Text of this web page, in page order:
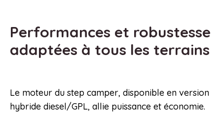
Performances et robustesse
adaptées à tous les terrains
Le moteur du step camper, disponible en version
hybride diesel/GPL, allie puissance et économie.